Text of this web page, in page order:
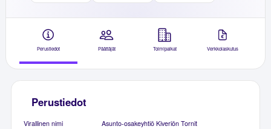
Perustiedot Päättäjät Toimipaikat Verkkolaskutus
Perustiedot
Virallinen nimi
Asunto-osakeyhtiö Kiveriön Tornit